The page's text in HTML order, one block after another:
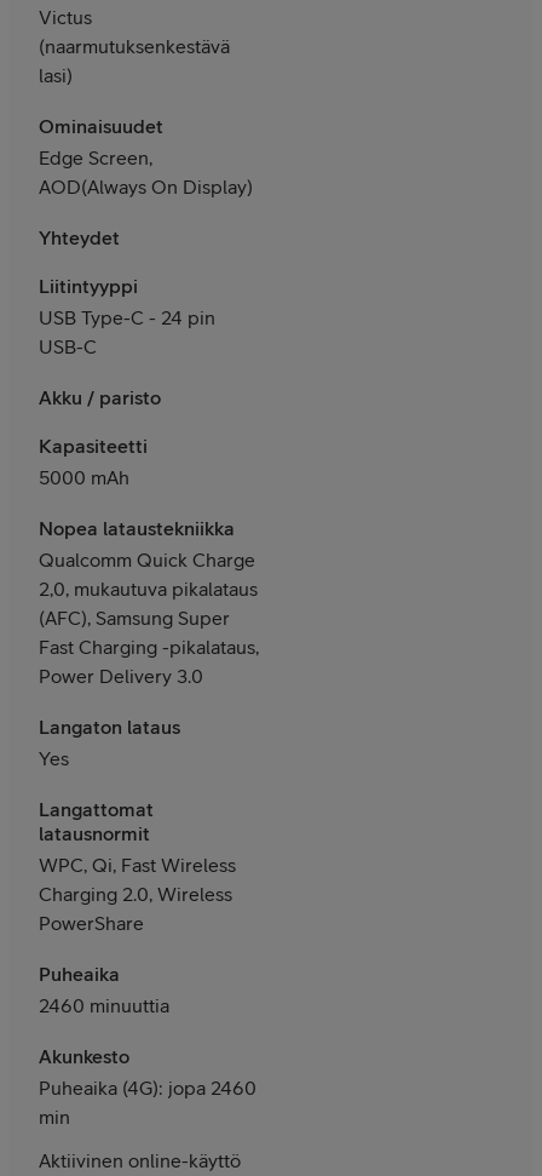
Victus
(naarmutuksenkestävä
lasi)
Ominaisuudet
Edge Screen,
AOD(Always On Display)
Yhteydet
Liitintyyppi
USB Type-C - 24 pin
USB-C
Akku / paristo
Kapasiteetti
5000 mAh
Nopea lataustekniikka
Qualcomm Quick Charge
2,0, mukautuva pikalataus
(AFC), Samsung Super
Fast Charging -pikalataus,
Power Delivery 3.0
Langaton lataus
Yes
Langattomat
latausnormit
WPC, Qi, Fast Wireless
Charging 2.0, Wireless
PowerShare
Puheaika
2460 minuuttia
Akunkesto
Puheaika (4G): jopa 2460
min
Aktiivinen online-käyttö